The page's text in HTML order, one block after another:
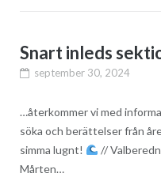
Snart inleds
september 30, 2024
…återkommer vi med
söka och berättelser från
simma lugnt!
//
Mårten…